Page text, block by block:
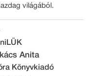
világából.
Anita
Könyvkiadó